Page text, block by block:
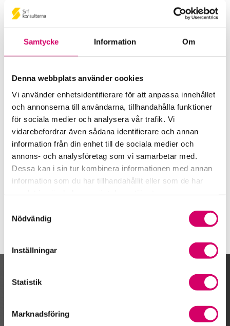
Samtycke Information Om
Denna webbplats använder cookies
Vi använder enhetsidentifierare för att anpassa innehållet
och annonserna till användarna, tillhandahålla funktioner
för sociala medier och analysera vår trafik. Vi
vidarebefordrar även sådana identifierare och annan
information från din enhet till de sociala medier och
annons- och analysföretag som vi samarbetar med.
Dessa kan i sin tur kombinera informationen med annan
information som du har tillhandahållit eller som de har
Nödvändig
Inställningar
Statistik
Marknadsföring
Anna Holmqvist
Auktoriserad Redovisningskonsult
Redogöra Ekonomi AB
Helsingborg
Kalendarium